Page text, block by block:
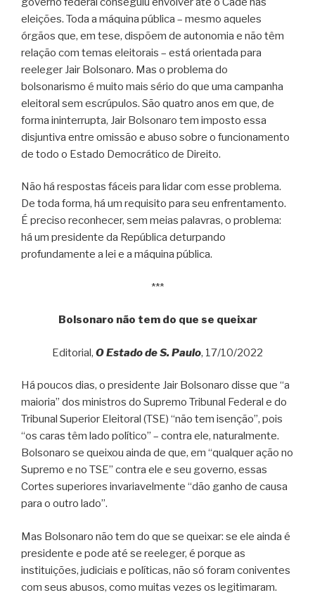
eleições. Toda a máquina pública – mesmo aqueles
órgãos que, em tese, dispõem de autonomia e não têm
relação com temas eleitorais – está orientada para
reeleger Jair Bolsonaro. Mas o problema do
bolsonarismo é muito mais sério do que uma campanha
eleitoral sem escrúpulos. São quatro anos em que, de
forma ininterrupta, Jair Bolsonaro tem imposto essa
disjuntiva entre omissão e abuso sobre o funcionamento
de todo o Estado Democrático de Direito.
Não há respostas fáceis para lidar com esse problema.
De toda forma, há um requisito para seu enfrentamento.
É preciso reconhecer, sem meias palavras, o problema:
há um presidente da República deturpando
profundamente a lei e a máquina pública.
***
Bolsonaro não tem do que se queixar
Editorial, O Estado de S. Paulo, 17/10/2022
Há poucos dias, o presidente Jair Bolsonaro disse que “a
maioria” dos ministros do Supremo Tribunal Federal e do
Tribunal Superior Eleitoral (TSE) “não tem isenção”, pois
“os caras têm lado político” – contra ele, naturalmente.
Bolsonaro se queixou ainda de que, em “qualquer ação no
Supremo e no TSE” contra ele e seu governo, essas
Cortes superiores invariavelmente “dão ganho de causa
para o outro lado”.
Mas Bolsonaro não tem do que se queixar: se ele ainda é
presidente e pode até se reeleger, é porque as
instituições, judiciais e políticas, não só foram coniventes
com seus abusos, como muitas vezes os legitimaram.